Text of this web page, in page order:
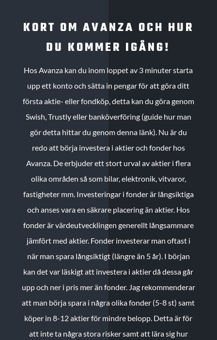
KORT OM AVANZA OCH HUR
DU KOMMER IGÅNG!
Hos Avanza kan du inom loppet av 3 minuter starta
upp ett konto och sätta in pengar för att göra ditt
första aktie- eller fondköp, detta kan du göra genom
Swish, Trustly eller banköverföring (guide hur man
gör detta hittar du genom denna länk). Nu är du
redo att börja investera i aktier och fonder hos
Avanza. De erbjuder ett stort urval av aktier i flera
olika områden så som bilar, elektronik, vitvaror,
fastigheter mm. Investeringar i fonder är långsiktiga
och anses vara en säkrare placering än aktier. Hos
fonder är värdeutvecklingen generellt långsammare
jämfört med aktier. Fonder investerar man oftast i
när man spara långsiktigt (längre än 5 år). I början
kan det var läskigt att investera i aktier då dessa går
upp och ner i pris mer än fonder. Jag rekommenderar
att man börja spara i några olika fonder (5-8 st) samt
köper in 8-12 aktier för mindre belopp. Detta är för
att inte ta några stora risker samt att lära sig hur